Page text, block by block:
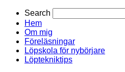
Search
Hem
Om mig
Föreläsningar
Löpskola för nybörjare
Löptekniktips